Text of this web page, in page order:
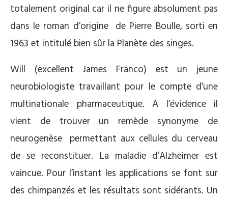
totalement original car il ne figure absolument pas
dans le roman d’origine de Pierre Boulle, sorti en
1963 et intitulé bien sûr la Planète des singes.
Will (excellent James Franco) est un jeune
neurobiologiste travaillant pour le compte d’une
multinationale pharmaceutique. A l’évidence il
vient de trouver un remède synonyme de
neurogenèse permettant aux cellules du cerveau
de se reconstituer. La maladie d’Alzheimer est
vaincue. Pour l’instant les applications se font sur
des chimpanzés et les résultats sont sidérants. Un